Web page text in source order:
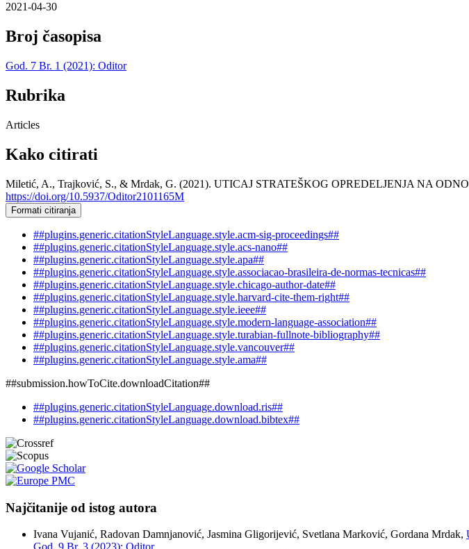
2021-04-30
Broj časopisa
God. 7 Br. 1 (2021): Oditor
Rubrika
Articles
Kako citirati
Miletić, A., Trajković, S., & Mrdak, G. (2021). UTICAJ STRATEŠKOG OPREDELJENJA NA
https://doi.org/10.5937/Oditor2101165M
Formati citiranja
##plugins.generic.citationStyleLanguage.style.acm-sig-proceedings##
##plugins.generic.citationStyleLanguage.style.acs-nano##
##plugins.generic.citationStyleLanguage.style.apa##
##plugins.generic.citationStyleLanguage.style.associacao-brasileira-de-normas-tecnicas##
##plugins.generic.citationStyleLanguage.style.chicago-author-date##
##plugins.generic.citationStyleLanguage.style.harvard-cite-them-right##
##plugins.generic.citationStyleLanguage.style.ieee##
##plugins.generic.citationStyleLanguage.style.modern-language-association##
##plugins.generic.citationStyleLanguage.style.turabian-fullnote-bibliography##
##plugins.generic.citationStyleLanguage.style.vancouver##
##plugins.generic.citationStyleLanguage.style.ama##
##submission.howToCite.downloadCitation##
##plugins.generic.citationStyleLanguage.download.ris##
##plugins.generic.citationStyleLanguage.download.bibtex##
Najčitanije od istog autora
Ivana Vujanić, Radovan Damnjanović, Jasmina Gligorijević, Svetlana Marković, Gordana Mrdak,